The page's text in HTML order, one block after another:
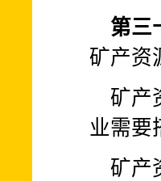
第三
矿产资
矿产
业需要
矿产